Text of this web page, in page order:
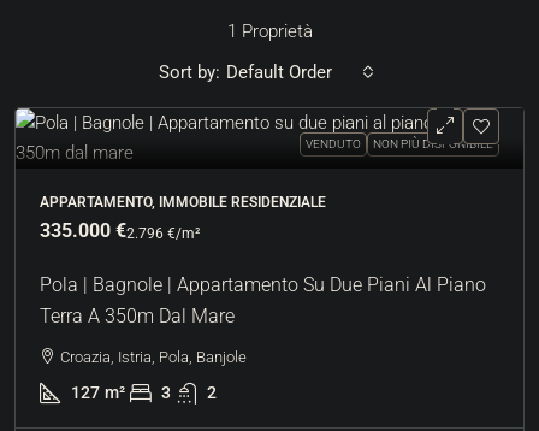
1 Proprietà
Sort by: Default Order
VENDUTO NON PIÙ DISPONIBILE
APPARTAMENTO, IMMOBILE RESIDENZIALE
335.000 €2.796 €/m²
Pola | Bagnole | Appartamento Su Due Piani Al Piano
Terra A 350m Dal Mare
Croazia, Istria, Pola, Banjole
127 m² 3 2